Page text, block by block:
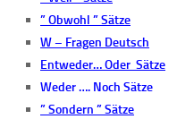
” Obwohl ” Sätze
W – Fragen Deutsch
Entweder… Oder Sätze
Weder …. Noch Sätze
” Sondern ” Sätze